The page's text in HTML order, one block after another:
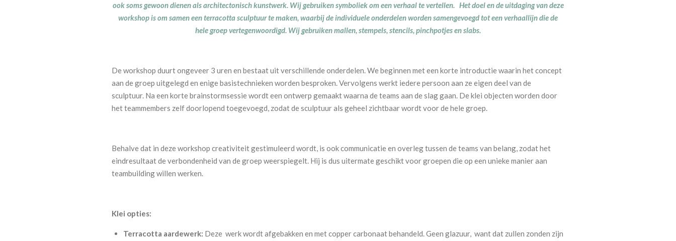
ook soms gewoon dienen als architectonisch kunstwerk. Wij gebruiken symboliek om een verhaal te vertellen. Het doel en de uitdaging van deze
workshop is om samen een terracotta sculptuur te maken, waarbij de individuele onderdelen worden samengevoegd tot een verhaallijn die de
hele groep vertegenwoordigd. Wij gebruiken mallen, stempels, stencils, pinchpotjes en slabs.
De workshop duurt ongeveer 3 uren en bestaat uit verschillende onderdelen. We beginnen met een korte introductie waarin het concept
aan de groep uitgelegd en enige basistechnieken worden besproken. Vervolgens werkt iedere persoon aan ze eigen deel van de
sculptuur. Na een korte brainstormsessie wordt een ontwerp gemaakt waarna de teams aan de slag gaan. De klei objecten worden door
het teammembers zelf doorlopend toegevoegd, zodat de sculptuur als geheel zichtbaar wordt voor de hele groep.
Behalve dat in deze workshop creativiteit gestimuleerd wordt, is ook communicatie en overleg tussen de teams van belang, zodat het
eindresultaat de verbondenheid van de groep weerspiegelt. Hij is dus uitermate geschikt voor groepen die op een unieke manier aan
teambuilding willen werken.
Klei opties:
Terracotta aardewerk: Deze werk wordt afgebakken en met copper carbonaat behandeld. Geen glazuur, want dat zullen zonden zijn